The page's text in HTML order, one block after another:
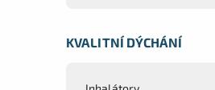
KVALITNÍ DÝCHÁNÍ